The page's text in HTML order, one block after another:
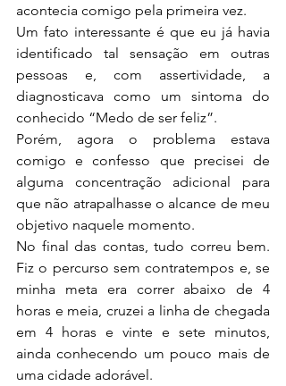
acontecia comigo pela primeira vez.
Um fato interessante é que eu já havia
identificado tal sensação em outras
pessoas e, com assertividade, a
diagnosticava como um sintoma do
conhecido “Medo de ser feliz”.
Porém, agora o problema estava
comigo e confesso que precisei de
alguma concentração adicional para
que não atrapalhasse o alcance de meu
objetivo naquele momento.
No final das contas, tudo correu bem.
Fiz o percurso sem contratempos e, se
minha meta era correr abaixo de 4
horas e meia, cruzei a linha de chegada
em 4 horas e vinte e sete minutos,
ainda conhecendo um pouco mais de
uma cidade adorável.